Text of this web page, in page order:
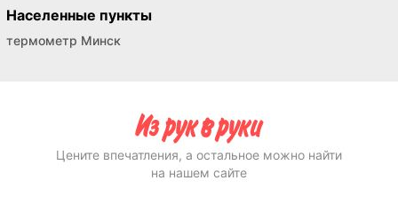
Населенные пункты
термометр Минск
Цените впечатления, а остальное можно найти
на нашем сайте